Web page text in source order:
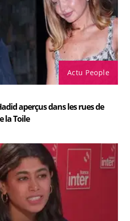
Actu People
aperçus dans les rues de
la Toile